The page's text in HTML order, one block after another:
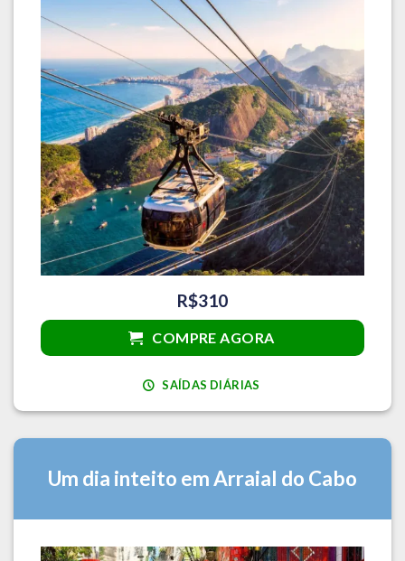
R$310
COMPRE AGORA
SAÍDAS DIÁRIAS
Um dia inteito em Arraial do Cabo